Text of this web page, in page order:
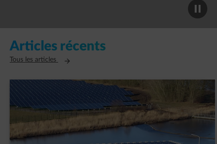
Articles récents
Tous les articles Ouvre un nouvel onglet